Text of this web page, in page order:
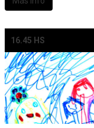
16.45 HS